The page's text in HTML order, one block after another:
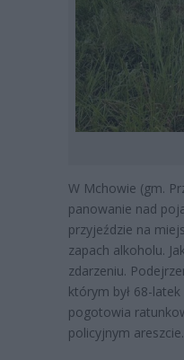
W Mchowie (gm.
panowanie nad
przyjeździe na
zapach alkoholu.
zdarzeniu.
którym był 68-
pogotowia
policyjnym areszcie.